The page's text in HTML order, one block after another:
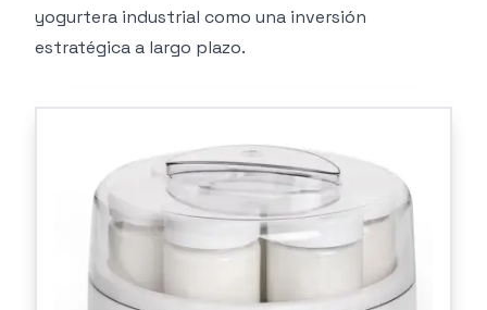
yogurtera industrial como una inversión
estratégica a largo plazo.